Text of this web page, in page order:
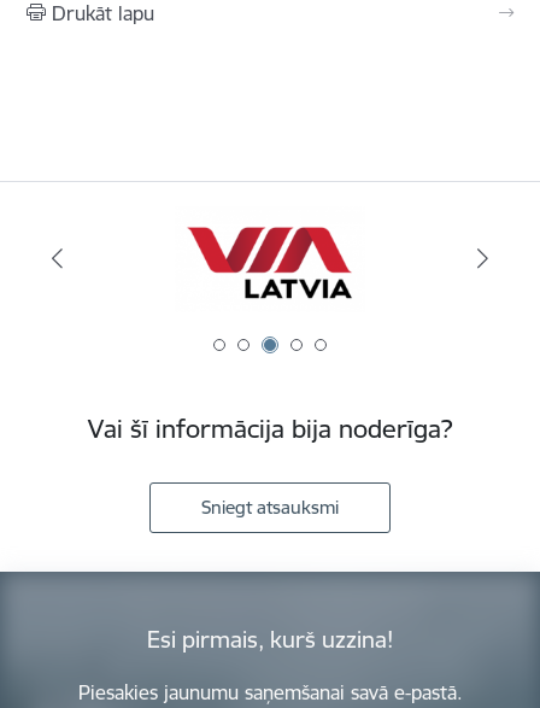
Drukāt lapu
Vai šī informācija bija noderīga?
Sniegt atsauksmi
Esi pirmais, kurš uzzina!
Piesakies jaunumu saņemšanai savā e-pastā.